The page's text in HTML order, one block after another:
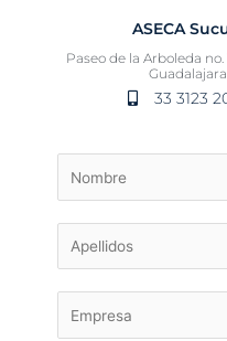
ASECA
Paseo de la Arboleda no.
33 3123